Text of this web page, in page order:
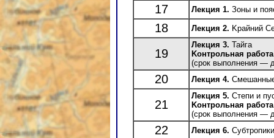
17 Лекция 1. Зоны и
18 Лекция 2. Kрайний
19
Лекция 3. Тайга
Kонтрольная
(срок выполнения —
20 Лекция 4.
21
Лекция 5. Степи и
Kонтрольная
(срок выполнения —
22 Лекция 6.